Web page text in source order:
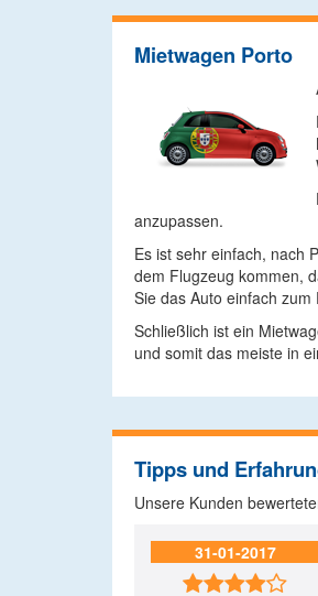
Mietwagen Porto
anzupassen.
Es ist sehr einfach, nach
dem Flugzeug kommen,
Sie das Auto einfach
Schließlich ist ein
und somit das meiste in
Tipps und
Unsere Kunden
31-01-2017
